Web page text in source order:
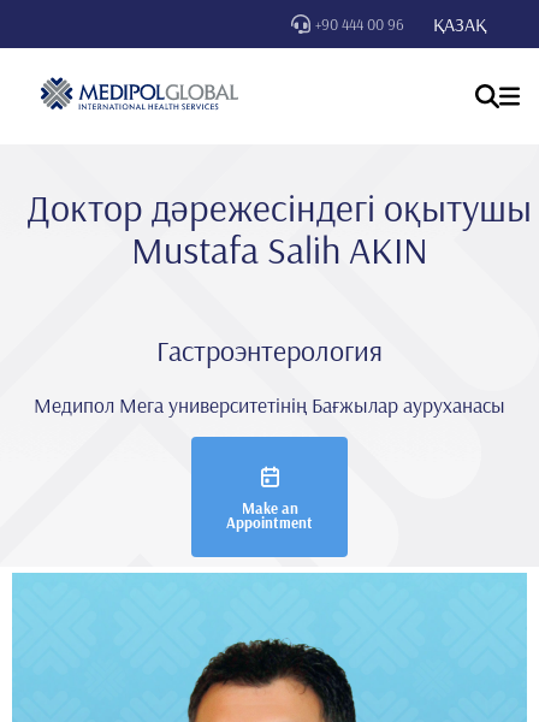
+90 444 00 96 ҚАЗАҚ
Доктор дәрежесіндегі оқытушы
Mustafa Sali̇h AKIN
Гастроэнтерология
Медипол Мега университетінің Бағжылар ауруханасы
Make an
Appointment